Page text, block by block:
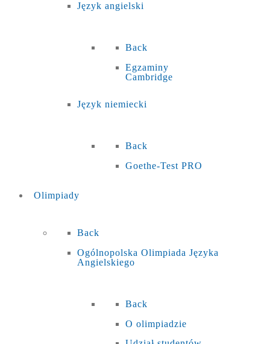
Język angielski
Back
Egzaminy
Cambridge
Język niemiecki
Back
Goethe-Test PRO
Olimpiady
Back
Ogólnopolska Olimpiada Języka
Angielskiego
Back
O olimpiadzie